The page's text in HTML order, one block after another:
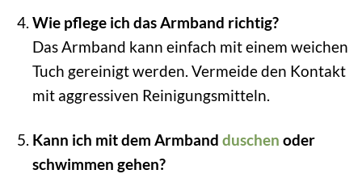
Wie pflege ich das Armband richtig?
Das Armband kann einfach mit einem weichen
Tuch gereinigt werden. Vermeide den Kontakt
mit aggressiven Reinigungsmitteln.
Kann ich mit dem Armband duschen oder
schwimmen gehen?